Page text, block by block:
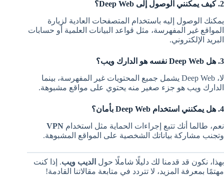
2. كيف يمكنني الوصول إلى Deep Web؟
يمكنك الوصول إليه باستخدام المتصفحات العادية لزيارة
المواقع غير المفهرسة، مثل قواعد البيانات العلمية أو حسابات
البريد الإلكتروني.
3. هل Deep Web نفسه هو الدارك ويب؟
لا، Deep Web يشمل جميع المحتويات غير المفهرسة، بينما
الدارك ويب هو جزء صغير منه يحتوي على مواقع مشبوهة.
4. هل يمكنني استخدام Deep Web بأمان؟
نعم، طالما أنك تتبع إجراءات الحماية مثل استخدام VPN
وتجنب مشاركة بياناتك الشخصية على المواقع المشبوهة.
بهذا، نكون قد قدمنا لك دليلًا شاملًا حول الديب ويب. إذا كنت
مهتمًا بمعرفة المزيد، لا تتردد في متابعة مقالاتنا القادمة!